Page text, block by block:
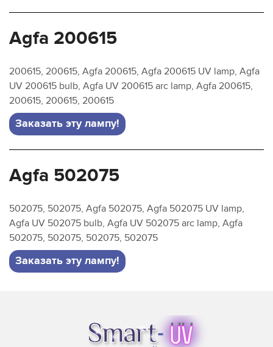
Agfa 200615
200615, 200615, Agfa 200615, Agfa 200615 UV lamp, Agfa
UV 200615 bulb, Agfa UV 200615 arc lamp, Agfa 200615,
200615, 200615, 200615
Заказать эту лампу!
Agfa 502075
502075, 502075, Agfa 502075, Agfa 502075 UV lamp,
Agfa UV 502075 bulb, Agfa UV 502075 arc lamp, Agfa
502075, 502075, 502075, 502075
Заказать эту лампу!